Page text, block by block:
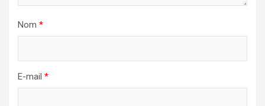
Nom *
E-mail *